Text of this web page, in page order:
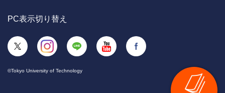
PC表示切り替え
©Tokyo University of Technology